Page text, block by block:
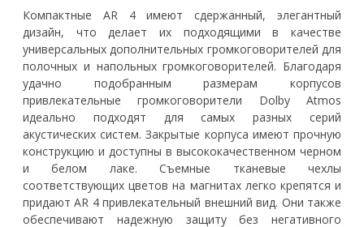
Компактные AR 4 имеют сдержанный, элегантный
дизайн, что делает их подходящими в качестве
универсальных дополнительных громкоговорителей для
полочных и напольных громкоговорителей. Благодаря
удачно подобранным размерам корпусов
привлекательные громкоговорители Dolby Atmos
идеально подходят для самых разных серий
акустических систем. Закрытые корпуса имеют прочную
конструкцию и доступны в высококачественном черном
и белом лаке. Съемные тканевые чехлы
соответствующих цветов на магнитах легко крепятся и
придают AR 4 привлекательный внешний вид. Они также
обеспечивают надежную защиту без негативного